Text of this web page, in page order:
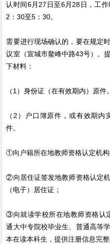
认时间6月27日至6月28日，工
2：30至5：30。
需要进行现场确认的，要在规定
议室（宣城市鳌峰中路43号）。
下材料：
（1）身份证（在有效期内）原件。
（2）户口簿原件，或有效期
件。
①向户籍所在地教师资格认定机
②向居住证签发地教师资格认定
（电子）居住证；
③向就读学校所在地教师资格认
通大中专院校毕业生、普通高等
本在读本科生，提供注册信息完整